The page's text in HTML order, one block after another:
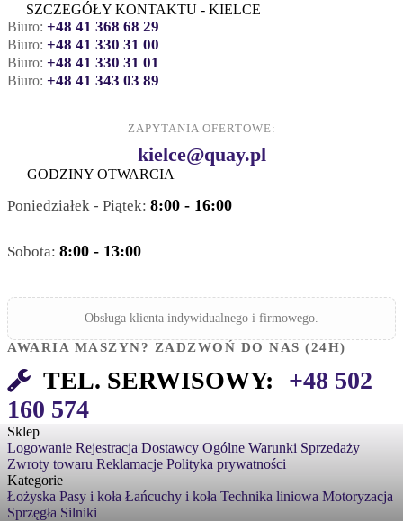
SZCZEGÓŁY KONTAKTU - KIELCE
Biuro: +48 41 368 68 29
Biuro: +48 41 330 31 00
Biuro: +48 41 330 31 01
Biuro: +48 41 343 03 89
ZAPYTANIA OFERTOWE:
kielce@quay.pl
GODZINY OTWARCIA
Poniedziałek - Piątek: 8:00 - 16:00
Sobota: 8:00 - 13:00
Obsługa klienta indywidualnego i firmowego.
AWARIA MASZYN? ZADZWOŃ DO NAS (24H)
TEL. SERWISOWY:
+48 502
160 574
Sklep
Logowanie Rejestracja Dostawcy Ogólne Warunki Sprzedaży
Zwroty towaru Reklamacje Polityka prywatności
Kategorie
Łożyska Pasy i koła Łańcuchy i koła Technika liniowa Motoryzacja
Sprzęgła Silniki